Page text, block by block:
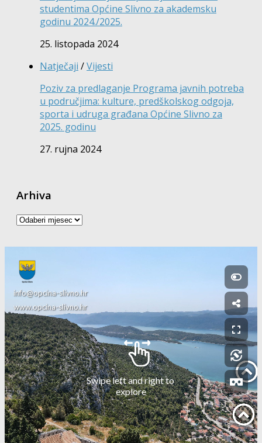
studentima Općine Slivno za akademsku
godinu 2024./2025.
25. listopada 2024
Natječaji /Vijesti
Poziv za predlaganje Programa javnih potreba
u područjima: kulture, predškolskog odgoja,
sporta i udruga građana Općine Slivno za
2025. godinu
27. rujna 2024
Arhiva
Arhiva